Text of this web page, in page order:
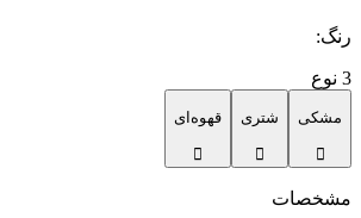
رنگ:
3 نوع
مشکی شتری قهوه‌ای
مشخصات